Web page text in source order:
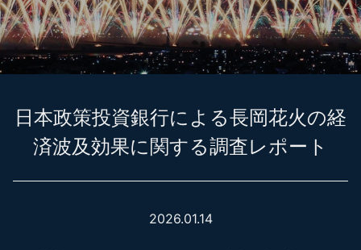
日本政策投資銀行による長岡花火の経
済波及効果に関する調査レポート
2026.01.14